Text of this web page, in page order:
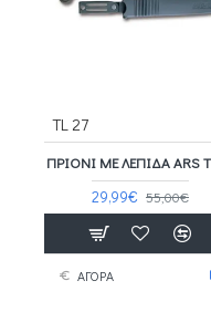
TL 27
ΠΡΙΌΝΙ ΜΕ ΛΕΠΊΔΑ ARS
29,99€ 55,00€
ΑΓΟΡΑ